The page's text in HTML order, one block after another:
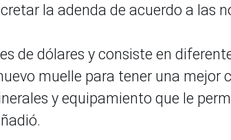
la adenda de acuerdo a las
de dólares y consiste en
muelle para tener una mejor
y equipamiento que le